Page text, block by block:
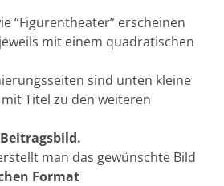
“Figurentheater” erscheinen
mit einem quadratischen
sind unten kleine
Titel zu den weiteren
Beitragsbild.
man das gewünschte Bild
Format